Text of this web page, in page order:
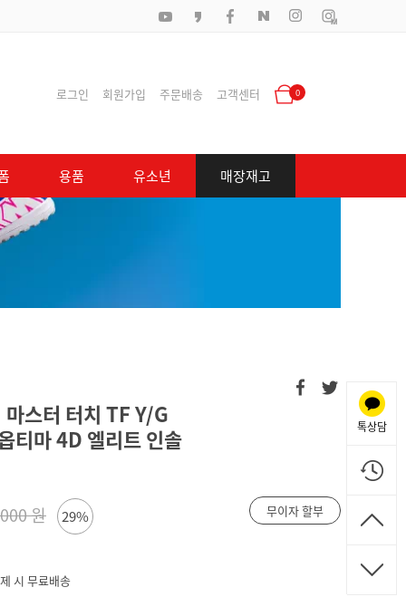
로그인 회원가입 주문배송 고객센터 0
용품 유소년 매장재고
스터 터치 TF Y/G
티마 4D 엘리트 인솔
원 29% 무이자 할부
시 무료배송
톡상담